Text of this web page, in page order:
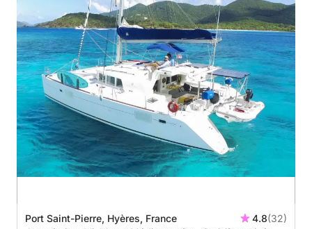
Port Saint-Pierre, Hyères, France 4.8(32)